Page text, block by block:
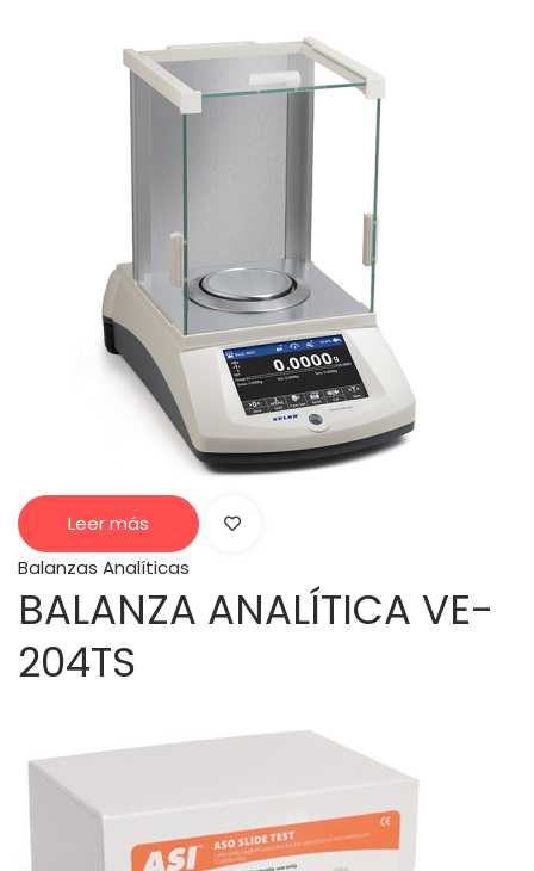
Leer más
Balanzas Analíticas
BALANZA ANALÍTICA VE-
204TS